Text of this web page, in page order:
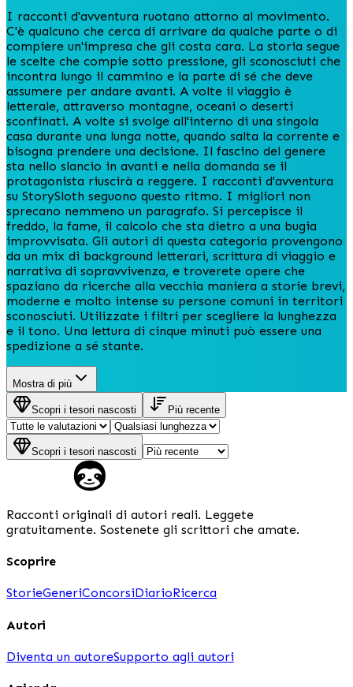
I racconti d'avventura ruotano attorno al movimento.
C'è qualcuno che cerca di arrivare da qualche parte o di
compiere un'impresa che gli costa cara. La storia segue
le scelte che compie sotto pressione, gli sconosciuti che
incontra lungo il cammino e la parte di sé che deve
assumere per andare avanti. A volte il viaggio è
letterale, attraverso montagne, oceani o deserti
sconfinati. A volte si svolge all'interno di una singola
casa durante una lunga notte, quando salta la corrente e
bisogna prendere una decisione. Il fascino del genere
sta nello slancio in avanti e nella domanda se il
protagonista riuscirà a reggere. I racconti d'avventura
su StorySloth seguono questo ritmo. I migliori non
sprecano nemmeno un paragrafo. Si percepisce il
freddo, la fame, il calcolo che sta dietro a una bugia
improvvisata. Gli autori di questa categoria provengono
da un mix di background letterari, scrittura di viaggio e
narrativa di sopravvivenza, e troverete opere che
spaziano da ricerche alla vecchia maniera a storie brevi,
moderne e molto intense su persone comuni in territori
sconosciuti. Utilizzate i filtri per scegliere la lunghezza
e il tono. Una lettura di cinque minuti può essere una
spedizione a sé stante.
Mostra di più
Scopri i tesori nascosti Più recente
Scopri i tesori nascosti
Racconti originali di autori reali. Leggete
gratuitamente. Sostenete gli scrittori che amate.
Scoprire
StorieGeneriConcorsiDiarioRicerca
Autori
Diventa un autoreSupporto agli autori